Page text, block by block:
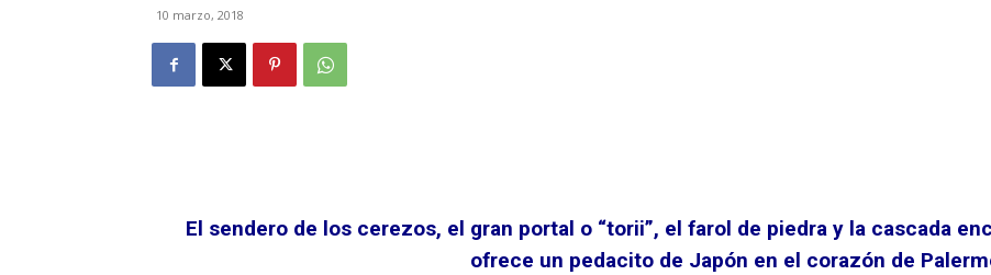
10 marzo, 2018
El sendero de los cerezos, el gran portal o “torii”, el farol de piedra y la cascada
ofrece un pedacito de Japón en el corazón de